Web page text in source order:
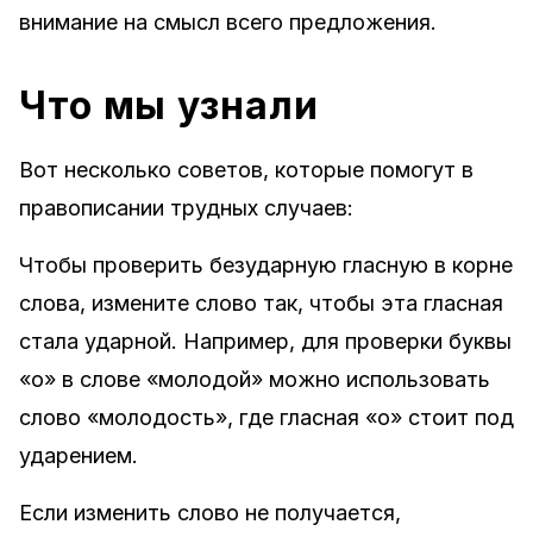
внимание на смысл всего предложения.
Что мы узнали
Вот несколько советов, которые помогут в
правописании трудных случаев:
Чтобы проверить безударную гласную в корне
слова, измените слово так, чтобы эта гласная
стала ударной. Например, для проверки буквы
«о» в слове «молодой» можно использовать
слово «молодость», где гласная «о» стоит под
ударением.
Если изменить слово не получается,